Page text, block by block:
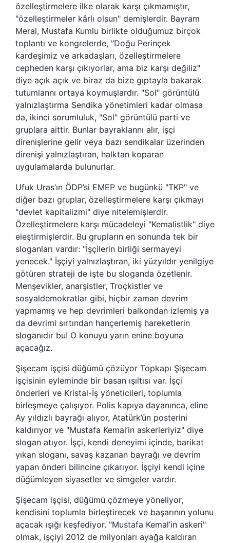
özelleştirmelere ilke olarak karşı çıkmamıştır,
"özelleştirmeler kârlı olsun" demişlerdir. Bayram
Meral, Mustafa Kumlu birlikte olduğumuz birçok
toplantı ve kongrelerde, "Doğu Perinçek
kardeşimiz ve arkadaşları, özelleştirmelere
cepheden karşı çıkıyorlar, ama biz karşı değiliz"
diye açık açık ve biraz da bize gıptayla bakarak
tutumlannı ortaya koymuşlardır. "Sol" görüntülü
yalnızlaştırma Sendika yönetimleri kadar olmasa
da, ikinci sorumluluk, "Sol" görüntülü parti ve
gruplara aittir. Bunlar bayraklannı alır, işçi
direnişlerine gelir veya bazı sendikalar üzerinden
direnişi yalnızlaştıran, halktan koparan
uygulamalarda bulunurlar.
Ufuk Uras’ın ÖDP’si EMEP ve bugünkü "TKP" ve
diğer bazı gruplar, özelleştirmelere karşı çıkmayı
"devlet kapitalizmi" diye nitelemişlerdir.
Özelleştirmelere karşı mücadeleyi "Kemalistlik" diye
eleştirmişlerdir. Bu grupların en sonunda tek bir
sloganları vardır: "İşçilerin birliği sermayeyi
yenecek." İşçiyi yalnızlaştıran, iki yüzyıldır yenilgiye
götüren strateji de işte bu sloganda özetlenir.
Menşevikler, anarşistler, Troçkistler ve
sosyaldemokratlar gibi, hiçbir zaman devrim
yapmamış ve hep devrimleri balkondan izlemiş ya
da devrimi sırtından hançerlemiş hareketlerin
sloganıdır bu! O konuyu yarın enine boyuna
açacağız.
Şişecam işçisi düğümü çözüyor Topkapı Şişecam
işçisinin eyleminde bir basan ışıltısı var. İşçi
önderleri ve Kristal-İş yöneticileri, toplumla
birleşmeye çalışıyor. Polis kapıya dayanınca, eline
Ay yıldızlı bayrağı alıyor, Atatürk’ün posterini
kaldırıyor ve "Mustafa Kemal’in askerleriyiz" diye
slogan atıyor. İşçi, kendi deneyimi içinde, barikat
yıkan sloganı, savaş kazanan bayrağı ve devrim
yapan önderi bilincine çıkarıyor. İşçiyi kendi içine
düğümleyen siyasetler ve simgeler vardır.
Şişecam işçisi, düğümü çözmeye yöneliyor,
kendisini toplumla birleştirecek ve başarının yolunu
açacak ışığı keşfediyor. "Mustafa Kemal’in askeri"
olmak, işçiyi 2012 de milyonları ayağa kaldıran